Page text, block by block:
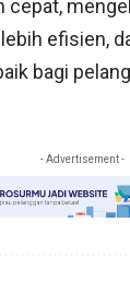
cepat,
efisien,
bagi
- Advertisement -